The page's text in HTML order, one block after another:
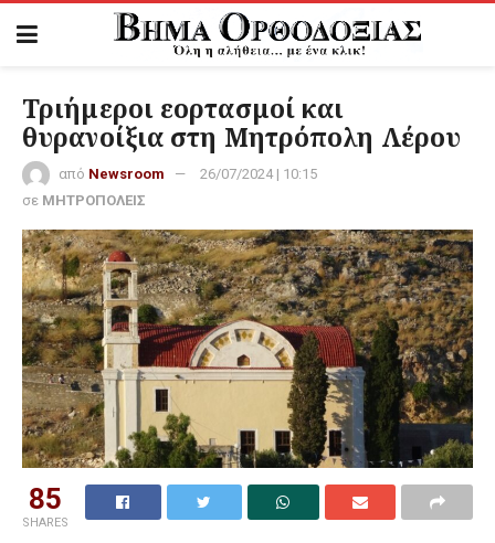
Τριήμεροι εορτασμοί και
θυρανοίξια στη Μητρόπολη Λέρου
από Newsroom
26/07/2024 | 10:15
σε ΜΗΤΡΟΠΟΛΕΙΣ
85
SHARES